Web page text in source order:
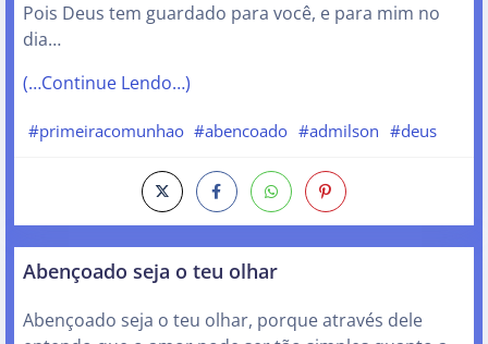
Pois Deus tem guardado para você, e para mim no
dia…
(…Continue Lendo…)
#primeiracomunhao #abencoado #admilson #deus
Abençoado seja o teu olhar
Abençoado seja o teu olhar, porque através dele